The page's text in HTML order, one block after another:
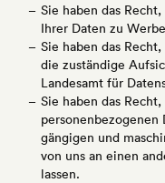
Sie haben das
Ihrer Daten zu
Sie haben das
die zuständige
Landesamt für
Sie haben das
gängigen und
von uns an einen
lassen.